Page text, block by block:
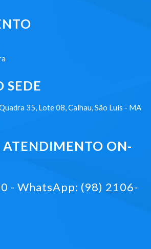
SEDE
35, Lote 08, Calhau, São Luís - MA
ATENDIMENTO ON-
- WhatsApp: (98) 2106-